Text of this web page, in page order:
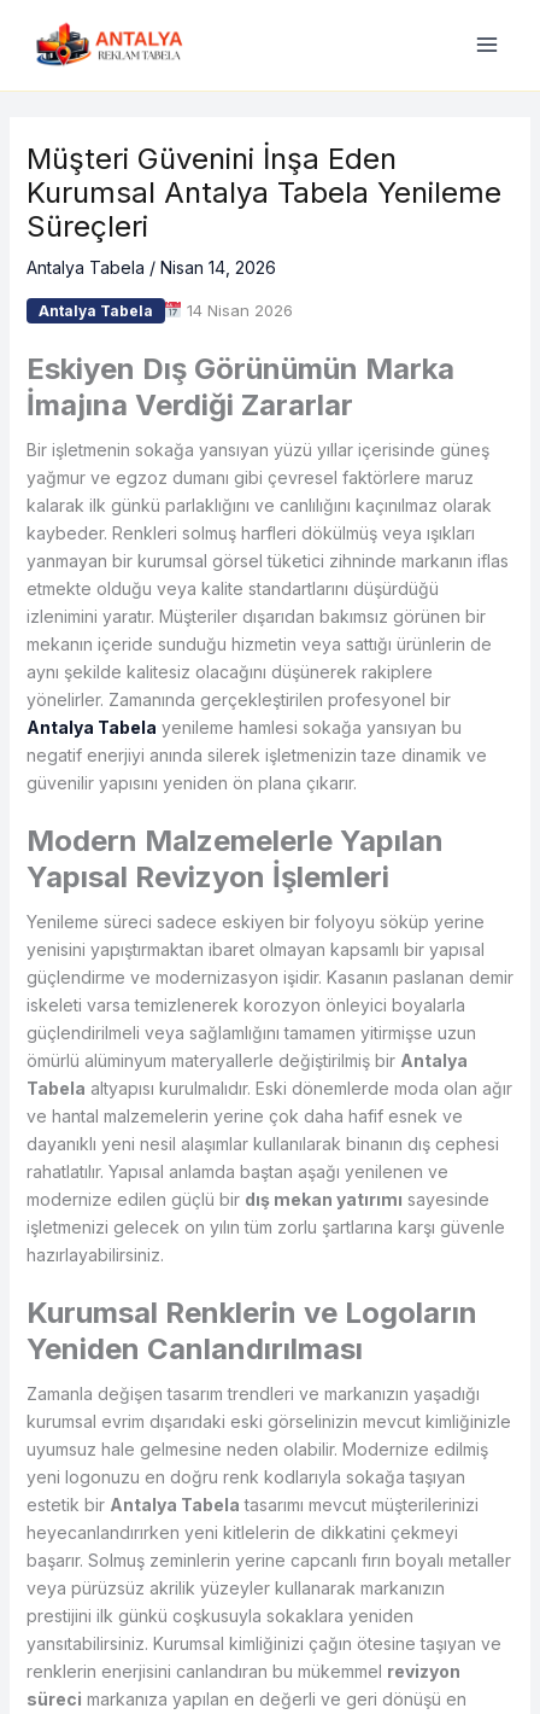
Müşteri Güvenini İnşa Eden
Kurumsal Antalya Tabela Yenileme
Süreçleri
Antalya Tabela / Nisan 14, 2026
Antalya Tabela 14 Nisan 2026
Eskiyen Dış Görünümün Marka
İmajına Verdiği Zararlar
Bir işletmenin sokağa yansıyan yüzü yıllar içerisinde güneş
yağmur ve egzoz dumanı gibi çevresel faktörlere maruz
kalarak ilk günkü parlaklığını ve canlılığını kaçınılmaz olarak
kaybeder. Renkleri solmuş harfleri dökülmüş veya ışıkları
yanmayan bir kurumsal görsel tüketici zihninde markanın iflas
etmekte olduğu veya kalite standartlarını düşürdüğü
izlenimini yaratır. Müşteriler dışarıdan bakımsız görünen bir
mekanın içeride sunduğu hizmetin veya sattığı ürünlerin de
aynı şekilde kalitesiz olacağını düşünerek rakiplere
yönelirler. Zamanında gerçekleştirilen profesyonel bir
Antalya Tabela yenileme hamlesi sokağa yansıyan bu
negatif enerjiyi anında silerek işletmenizin taze dinamik ve
güvenilir yapısını yeniden ön plana çıkarır.
Modern Malzemelerle Yapılan
Yapısal Revizyon İşlemleri
Yenileme süreci sadece eskiyen bir folyoyu söküp yerine
yenisini yapıştırmaktan ibaret olmayan kapsamlı bir yapısal
güçlendirme ve modernizasyon işidir. Kasanın paslanan demir
iskeleti varsa temizlenerek korozyon önleyici boyalarla
güçlendirilmeli veya sağlamlığını tamamen yitirmişse uzun
ömürlü alüminyum materyallerle değiştirilmiş bir Antalya
Tabela altyapısı kurulmalıdır. Eski dönemlerde moda olan ağır
ve hantal malzemelerin yerine çok daha hafif esnek ve
dayanıklı yeni nesil alaşımlar kullanılarak binanın dış cephesi
rahatlatılır. Yapısal anlamda baştan aşağı yenilenen ve
modernize edilen güçlü bir dış mekan yatırımı sayesinde
işletmenizi gelecek on yılın tüm zorlu şartlarına karşı güvenle
hazırlayabilirsiniz.
Kurumsal Renklerin ve Logoların
Yeniden Canlandırılması
Zamanla değişen tasarım trendleri ve markanızın yaşadığı
kurumsal evrim dışarıdaki eski görselinizin mevcut kimliğinizle
uyumsuz hale gelmesine neden olabilir. Modernize edilmiş
yeni logonuzu en doğru renk kodlarıyla sokağa taşıyan
estetik bir Antalya Tabela tasarımı mevcut müşterilerinizi
heyecanlandırırken yeni kitlelerin de dikkatini çekmeyi
başarır. Solmuş zeminlerin yerine capcanlı fırın boyalı metaller
veya pürüzsüz akrilik yüzeyler kullanarak markanızın
prestijini ilk günkü coşkusuyla sokaklara yeniden
yansıtabilirsiniz. Kurumsal kimliğinizi çağın ötesine taşıyan ve
renklerin enerjisini canlandıran bu mükemmel revizyon
süreci markanıza yapılan en değerli ve geri dönüşü en